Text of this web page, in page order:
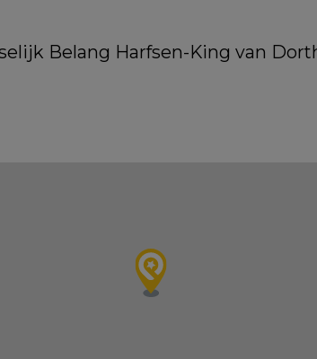
Belang Harfsen-King van